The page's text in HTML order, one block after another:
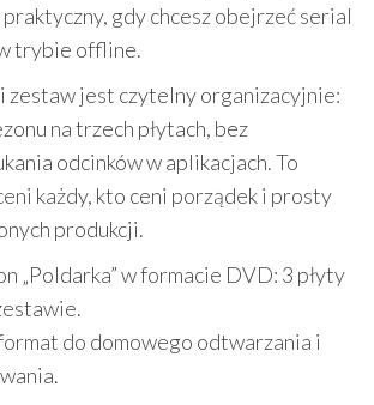
gdy chcesz obejrzeć serial
trybie offline.
zestaw jest czytelny organizacyjnie:
na trzech płytach, bez
odcinków w aplikacjach. To
każdy, kto ceni porządek i prosty
produkcji.
„Poldarka” w formacie DVD: 3 płyty
do domowego odtwarzania i